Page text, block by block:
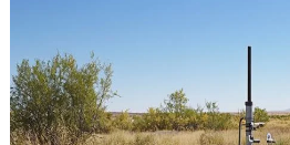
Ensaios não destrutivos
Eo relatório de impacto no